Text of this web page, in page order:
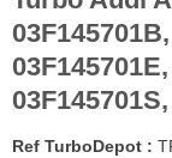
Ref TurboDepot :